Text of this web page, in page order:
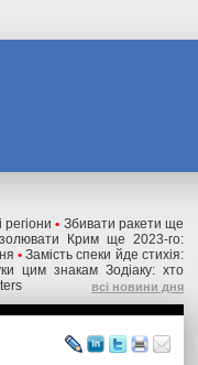
• Збивати ракети ще
Крим ще 2023-го:
• Замість спеки йде стихія:
цим знакам Зодіаку: хто
всі новини дня